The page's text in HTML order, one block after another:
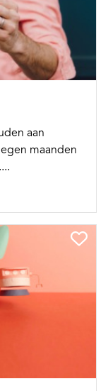
aan
maanden